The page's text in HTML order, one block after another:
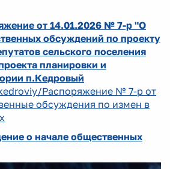
от 14.01.2026 № 7-р "О
обсуждений по проекту
сельского поселения
планировки и
п.Кедровый
Распоряжение № 7-р от
обсуждения по измен в
о начале общественных